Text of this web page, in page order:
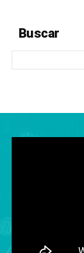
Buscar